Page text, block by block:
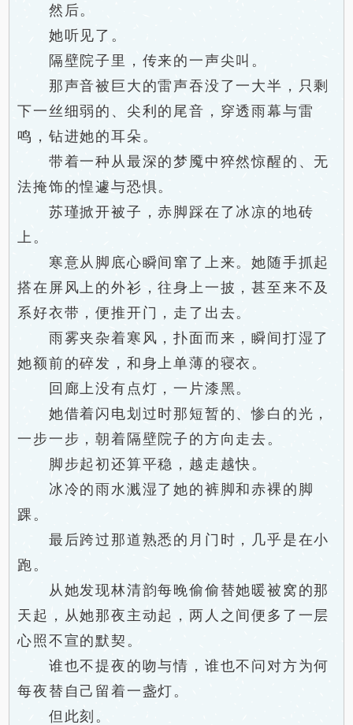
然后。
她听见了。
隔壁院子里，传来的一声尖叫。
那声音被巨大的雷声吞没了一大半，只剩
下一丝细弱的、尖利的尾音，穿透雨幕与雷
鸣，钻进她的耳朵。
带着一种从最深的梦魇中猝然惊醒的、无
法掩饰的惶遽与恐惧。
苏瑾掀开被子，赤脚踩在了冰凉的地砖
上。
寒意从脚底心瞬间窜了上来。她随手抓起
搭在屏风上的外衫，往身上一披，甚至来不及
系好衣带，便推开门，走了出去。
雨雾夹杂着寒风，扑面而来，瞬间打湿了
她额前的碎发，和身上单薄的寝衣。
回廊上没有点灯，一片漆黑。
她借着闪电划过时那短暂的、惨白的光，
一步一步，朝着隔壁院子的方向走去。
脚步起初还算平稳，越走越快。
冰冷的雨水溅湿了她的裤脚和赤裸的脚
踝。
最后跨过那道熟悉的月门时，几乎是在小
跑。
从她发现林清韵每晚偷偷替她暖被窝的那
天起，从她那夜主动起，两人之间便多了一层
心照不宣的默契。
谁也不提夜的吻与情，谁也不问对方为何
每夜替自己留着一盏灯。
但此刻。